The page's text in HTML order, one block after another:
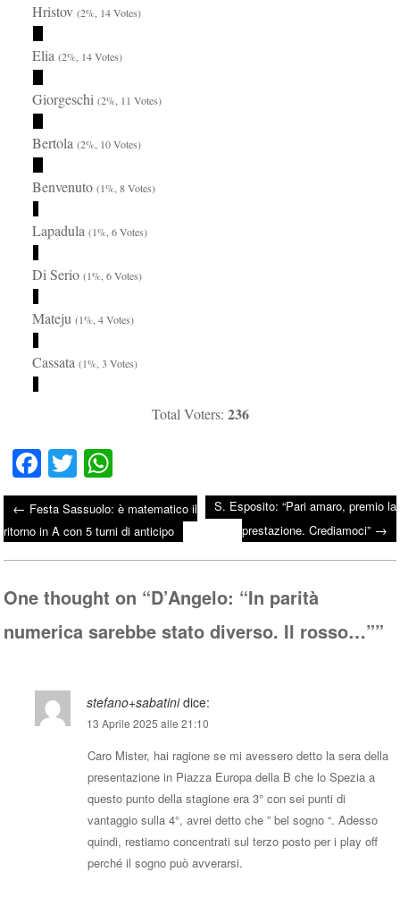
Hristov(2%, 14 Votes)
Elia(2%, 14 Votes)
Giorgeschi(2%, 11 Votes)
Bertola(2%, 10 Votes)
Benvenuto(1%, 8 Votes)
Lapadula(1%, 6 Votes)
Di Serio(1%, 6 Votes)
Mateju(1%, 4 Votes)
Cassata(1%, 3 Votes)
Total Voters: 236
Fa
ce
bo
ok
T
wi
tte
r
ha
ts
A
Post navigation
← Festa Sassuolo: è matematico il
ritorno in A con 5 turni di anticipo
S. Esposito: “Pari amaro, premio la
prestazione. Crediamoci” →
One thought on “D’Angelo: “In parità
numerica sarebbe stato diverso. Il rosso…””
stefano+sabatini dice:
13 Aprile 2025 alle 21:10
Caro Mister, hai ragione se mi avessero detto la sera della
presentazione in Piazza Europa della B che lo Spezia a
questo punto della stagione era 3° con sei punti di
vantaggio sulla 4°, avrei detto che ” bel sogno “. Adesso
quindi, restiamo concentrati sul terzo posto per i play off
perché il sogno può avverarsi.